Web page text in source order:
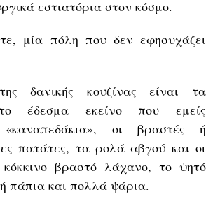
εστιατόρια στον κόσμο.
μία πόλη που δεν εφησυχάζει
δανικής κουζίνας είναι τα
το έδεσμα εκείνο που εμείς
οι βραστές ή
πατάτες, τα ρολά αβγού και οι
βραστό λάχανο, το ψητό
πάπια και πολλά ψάρια.